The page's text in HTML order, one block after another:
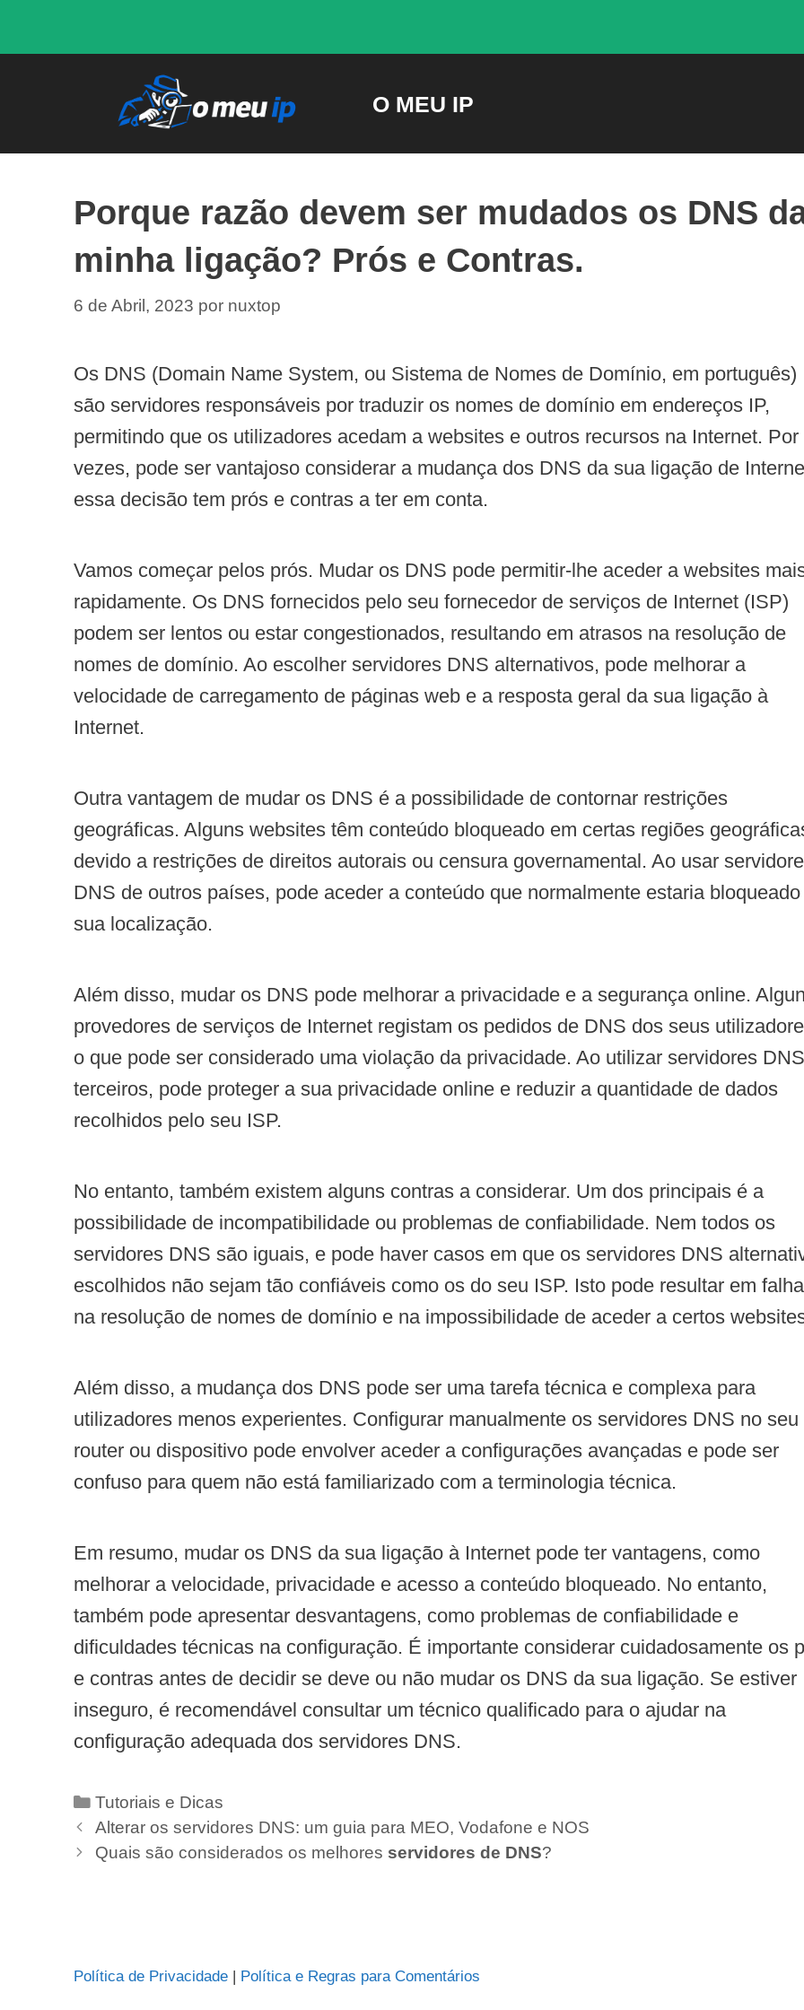
O MEU IP
Porque razão devem ser mudados os DNS
minha ligação? Prós e Contras.
6 de Abril, 2023 por nuxtop
Os DNS (Domain Name System, ou Sistema de Nomes de Domínio, em português)
são servidores responsáveis por traduzir os nomes de domínio em endereços IP,
permitindo que os utilizadores acedam a websites e outros recursos na Internet. Por
vezes, pode ser vantajoso considerar a mudança dos DNS da sua ligação de
essa decisão tem prós e contras a ter em conta.
Vamos começar pelos prós. Mudar os DNS pode permitir-lhe aceder a websites
rapidamente. Os DNS fornecidos pelo seu fornecedor de serviços de Internet (ISP)
podem ser lentos ou estar congestionados, resultando em atrasos na resolução de
nomes de domínio. Ao escolher servidores DNS alternativos, pode melhorar a
velocidade de carregamento de páginas web e a resposta geral da sua ligação à
Internet.
Outra vantagem de mudar os DNS é a possibilidade de contornar restrições
geográficas. Alguns websites têm conteúdo bloqueado em certas regiões
devido a restrições de direitos autorais ou censura governamental. Ao usar
DNS de outros países, pode aceder a conteúdo que normalmente estaria
sua localização.
Além disso, mudar os DNS pode melhorar a privacidade e a segurança online.
provedores de serviços de Internet registam os pedidos de DNS dos seus
o que pode ser considerado uma violação da privacidade. Ao utilizar servidores
terceiros, pode proteger a sua privacidade online e reduzir a quantidade de dados
recolhidos pelo seu ISP.
No entanto, também existem alguns contras a considerar. Um dos principais é a
possibilidade de incompatibilidade ou problemas de confiabilidade. Nem todos os
servidores DNS são iguais, e pode haver casos em que os servidores DNS
escolhidos não sejam tão confiáveis como os do seu ISP. Isto pode resultar em
na resolução de nomes de domínio e na impossibilidade de aceder a certos
Além disso, a mudança dos DNS pode ser uma tarefa técnica e complexa para
utilizadores menos experientes. Configurar manualmente os servidores DNS no seu
router ou dispositivo pode envolver aceder a configurações avançadas e pode ser
confuso para quem não está familiarizado com a terminologia técnica.
Em resumo, mudar os DNS da sua ligação à Internet pode ter vantagens, como
melhorar a velocidade, privacidade e acesso a conteúdo bloqueado. No entanto,
também pode apresentar desvantagens, como problemas de confiabilidade e
dificuldades técnicas na configuração. É importante considerar cuidadosamente os
e contras antes de decidir se deve ou não mudar os DNS da sua ligação. Se estiver
inseguro, é recomendável consultar um técnico qualificado para o ajudar na
configuração adequada dos servidores DNS.
Categorias
Tutoriais e Dicas
Alterar os servidores DNS: um guia para MEO, Vodafone e NOS
Quais são considerados os melhores servidores de DNS?
Política de Privacidade Política e Regras para Comentários